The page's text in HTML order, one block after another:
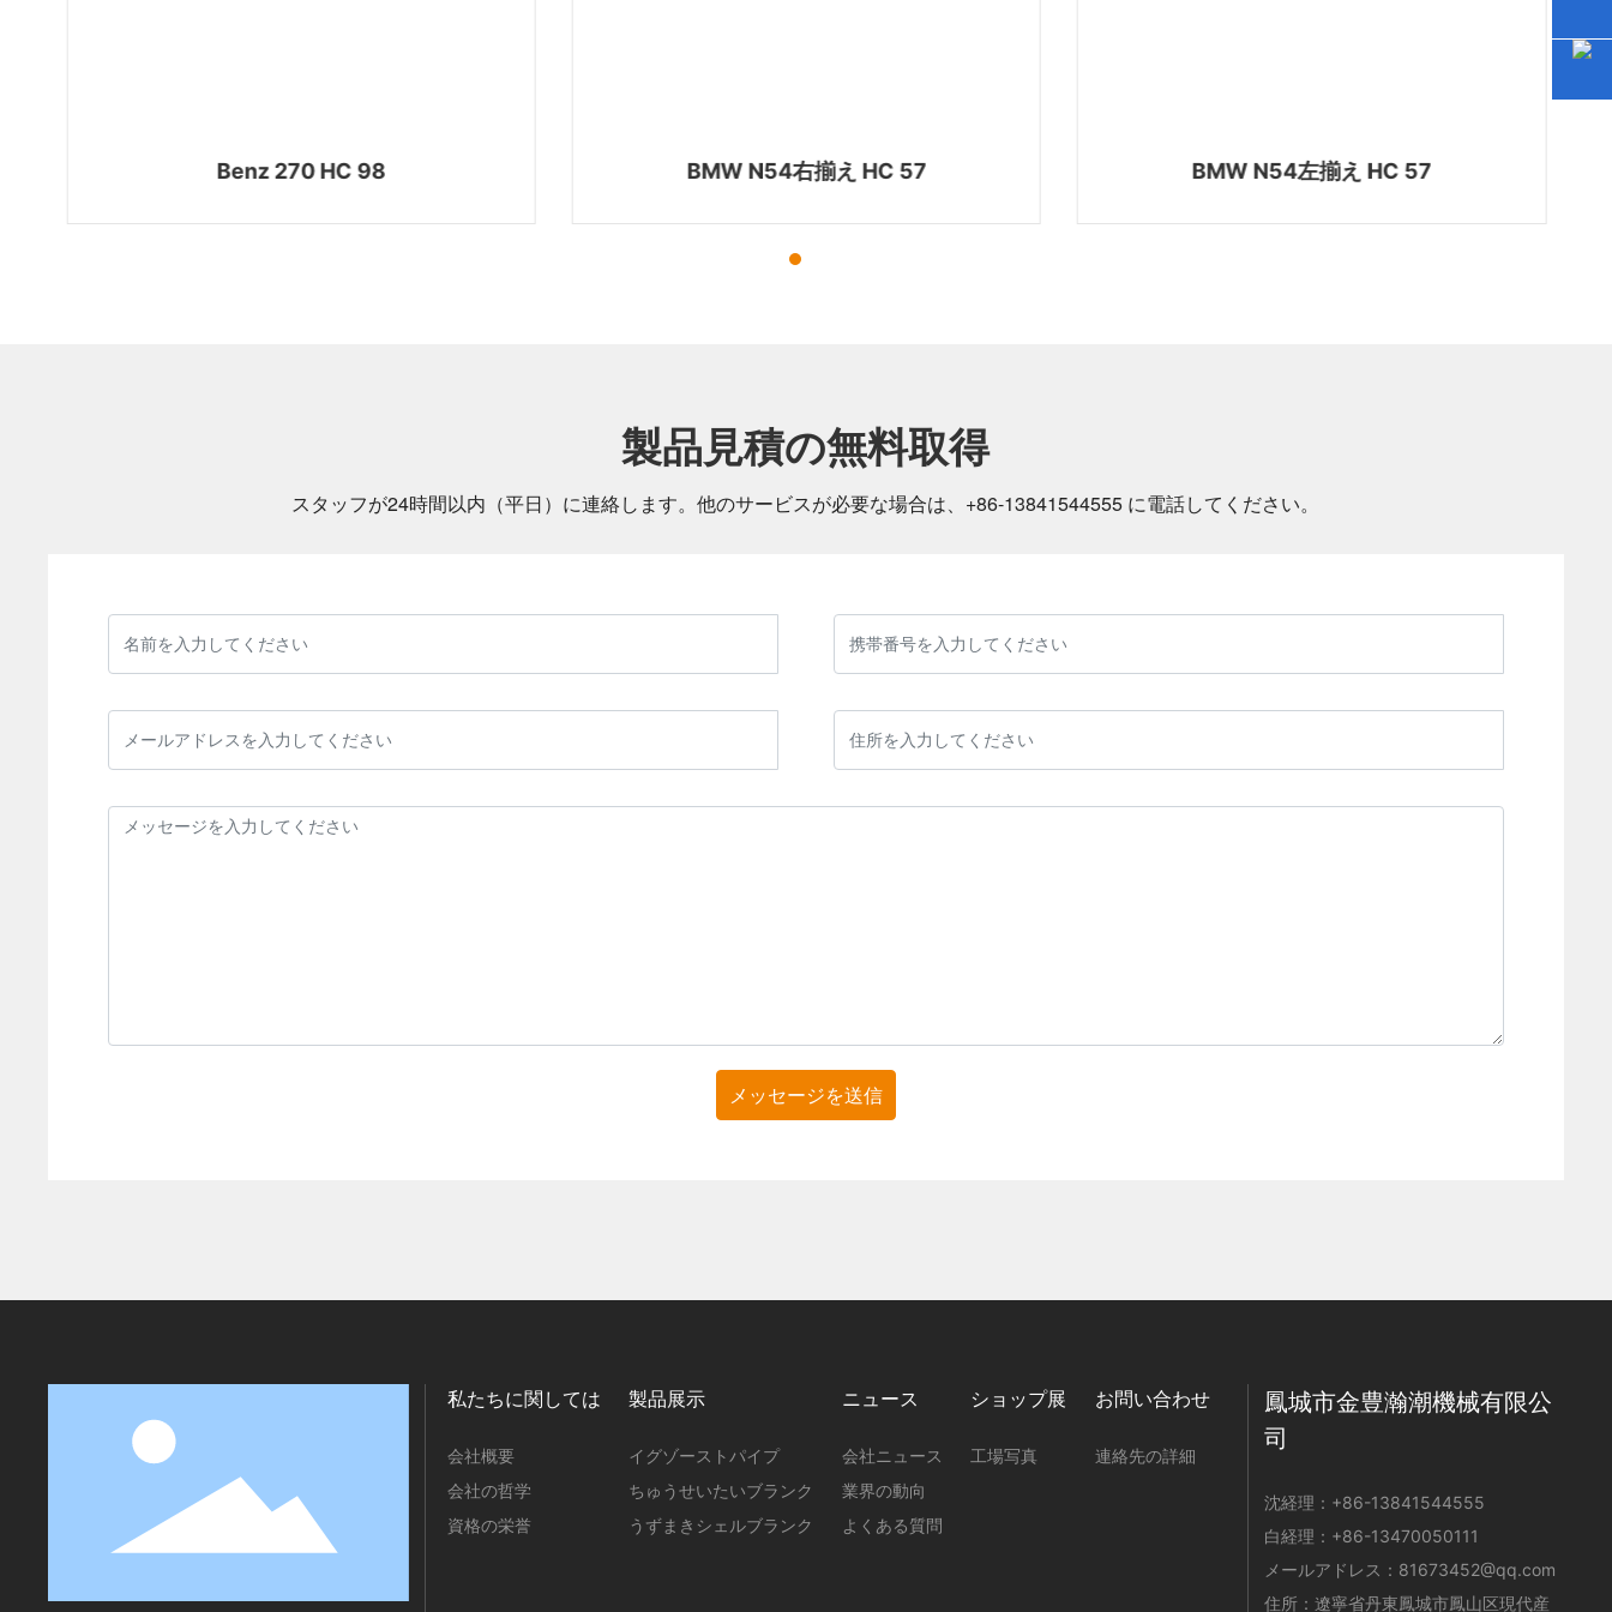
Benz 270 HC 98 BMW N54右揃え HC 57 BMW N54左揃え HC 57
製品見積の無料取得
スタッフが24時間以内（平日）に連絡します。他のサービスが必要な場合は、 +86-13841544555 に電話してください。
メッセージを送信
私たちに関しては
会社概要
会社の哲学
資格の栄誉
製品展示
イグゾーストパイプ
ちゅうせいたいブランク
うずまきシェルブランク
ニュース
会社ニュース
業界の動向
よくある質問
ショップ展
工場写真
お問い合わせ
連絡先の詳細
鳳城市金豊瀚潮機械有限公
司
沈経理： +86-13841544555
白経理： +86-13470050111
メールアドレス： 81673452@qq.com
住所：遼寧省丹東鳳城市鳳山区現代産